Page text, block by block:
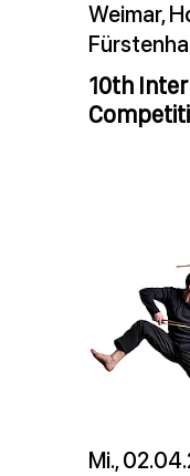
Weimar,
10th
Mi.,